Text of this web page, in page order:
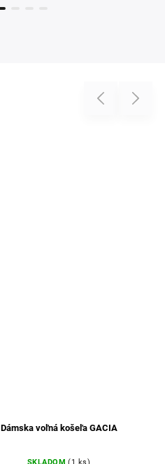
Previous
Dámska voľná košeľa GACIA
Next